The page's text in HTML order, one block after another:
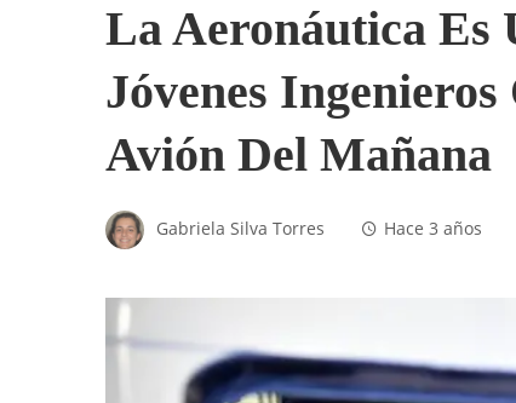
La Aeronáutica Es
Jóvenes
Avión Del Mañana
Gabriela Silva Torres Hace 3 años